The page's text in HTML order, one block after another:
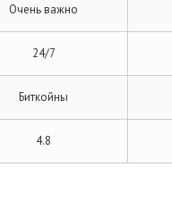
Очень важно
24/7
Биткойны
4.8